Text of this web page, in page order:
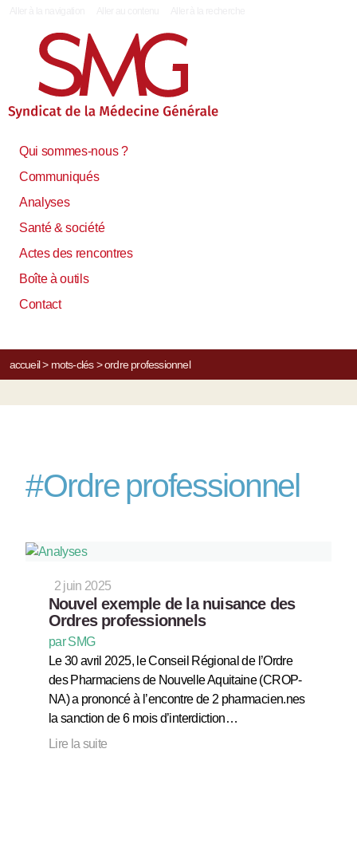
Qui sommes-nous ?
Communiqués
Analyses
Santé & société
Actes des rencontres
Boîte à outils
Contact
accueil> mots-clés> ordre professionnel
#Ordre professionnel
2 juin 2025
Nouvel exemple de la nuisance des
Ordres professionnels
par SMG
Le 30 avril 2025, le Conseil Régional de l’Ordre
des Pharmaciens de Nouvelle Aquitaine (CROP-
NA) a prononcé à l’encontre de 2 pharmacien.nes
la sanction de 6 mois d’interdiction…
Lire la suite